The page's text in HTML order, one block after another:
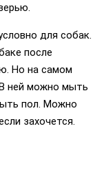
для собак.
после
Но на самом
В ней можно мыть
пол. Можно
захочется.